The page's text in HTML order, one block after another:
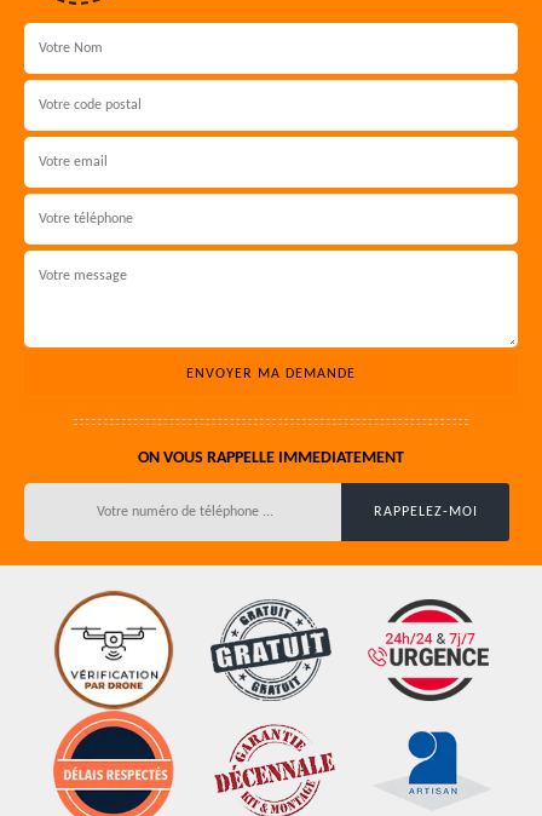
ON VOUS RAPPELLE IMMEDIATEMENT